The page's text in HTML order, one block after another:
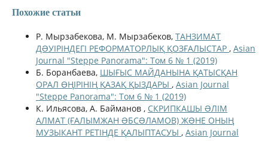
Похожие статьи
Р. Мырзабекова, М. Мырзабеков, ТАНЗИМАТ
ДƏУІРІНДЕГІ РЕФОРМАТОРЛЫҚ ҚОЗҒАЛЫСТАР , Asian
Journal "Steppe Panorama": Том 6 № 1 (2019)
Б. Боранбаева, ШЫҒЫС МАЙДАНЫНА ҚАТЫСҚАН
ОРАЛ ӨҢІРІНІҢ ҚАЗАҚ ҚЫЗДАРЫ , Asian Journal
"Steppe Panorama": Том 6 № 1 (2019)
К. Ильясова, А. Байманов , СКРИПКАШЫ ƏЛІМ
АЛМАТ (ҒАЛЫМЖАН ƏБСƏЛАМОВ) ЖƏНЕ ОНЫҢ
МУЗЫКАНТ РЕТІНДЕ ҚАЛЫПТАСУЫ , Asian Journal